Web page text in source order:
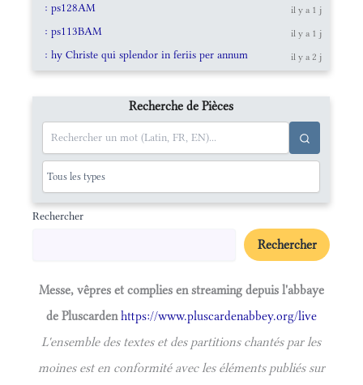
: ps128AM il y a 1 j
: ps113BAM il y a 1 j
: hy Christe qui splendor in feriis per annum il y a 2 j
Recherche de Pièces
Rechercher
Rechercher
Messe, vêpres et complies en streaming depuis l'abbaye
de Pluscardenhttps://www.pluscardenabbey.org/live
L'ensemble des textes et des partitions chantés par les
moines est en conformité avec les éléments publiés sur